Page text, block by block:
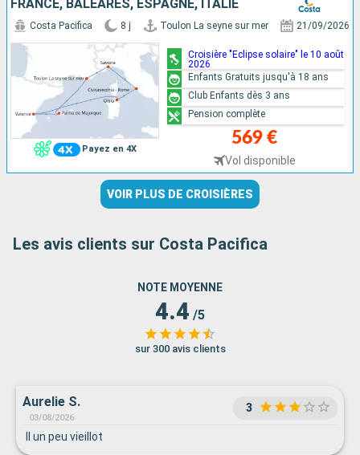
FRANCE, BALÉARES, ESPAGNE, ITALIE
Payez en 4X
Costa Pacifica 8 j Toulon La seyne sur mer 21/09/2026
569 €
Vol disponible
Croisière "Eclipse solaire" le 10 août
2026
Enfants Gratuits jusqu'à 18 ans
Club Enfants dès 3 ans
Pension complète
VOIR PLUS DE CROISIÈRES
Les avis clients sur Costa Pacifica
NOTE MOYENNE
4.4 /5
sur 300 avis clients
Aurelie S.
03/08/2026
3
Il un peu vieillot